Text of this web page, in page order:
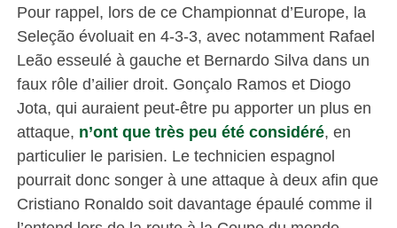
Pour rappel, lors de ce Championnat d’Europe, la
Seleção évoluait en 4-3-3, avec notamment Rafael
Leão esseulé à gauche et Bernardo Silva dans un
faux rôle d’ailier droit. Gonçalo Ramos et Diogo
Jota, qui auraient peut-être pu apporter un plus en
attaque, n’ont que très peu été considéré, en
particulier le parisien. Le technicien espagnol
pourrait donc songer à une attaque à deux afin que
Cristiano Ronaldo soit davantage épaulé comme il